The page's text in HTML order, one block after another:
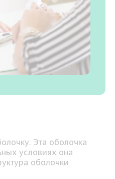
Эта оболочка
условиях она
оболочки